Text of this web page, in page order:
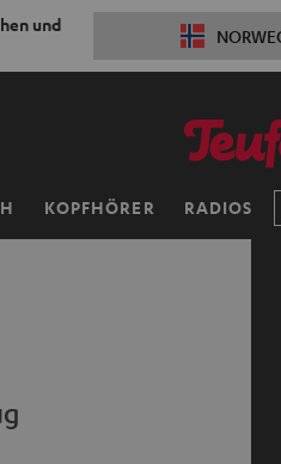
und
KOPFHÖRER RADIOS